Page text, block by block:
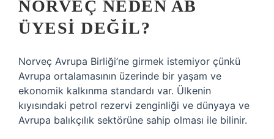
NORVEÇ NEDEN AB
ÜYESI DEĞIL?
Norveç Avrupa Birliği’ne girmek istemiyor çünkü
Avrupa ortalamasının üzerinde bir yaşam ve
ekonomik kalkınma standardı var. Ülkenin
kıyısındaki petrol rezervi zenginliği ve dünyaya ve
Avrupa balıkçılık sektörüne sahip olması ile bilinir.